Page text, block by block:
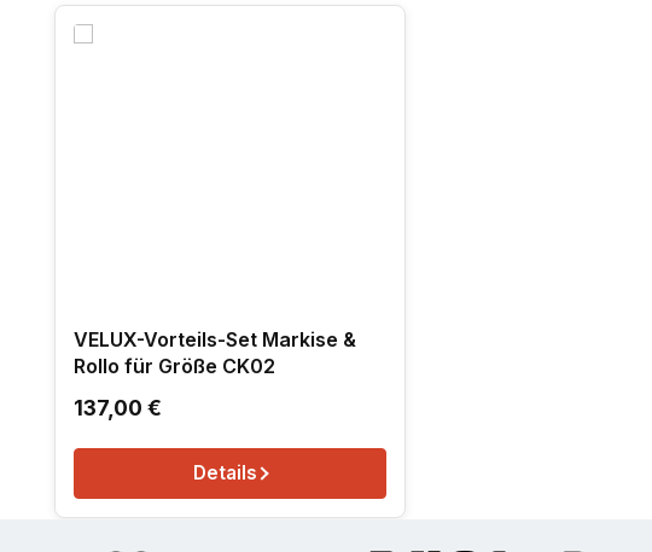
VELUX-Vorteils-Set Markise &
Rollo für Größe CK02
Regulärer Preis:
137,00 €
Details